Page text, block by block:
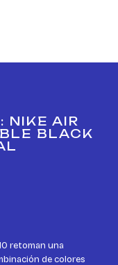
NIKE AIR
BLACK
retoman una
de colores